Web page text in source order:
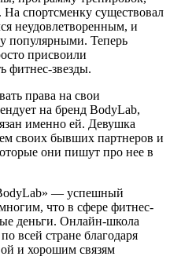
На спортсменку существовал
неудовлетворенным, и
популярными. Теперь
присвоили
фитнес-звезды.
права на свои
на бренд BodyLab,
именно ей. Девушка
своих бывших партнеров и
они пишут про нее в
— успешный
что в сфере фитнес-
деньги. Онлайн-школа
всей стране благодаря
и хорошим связям